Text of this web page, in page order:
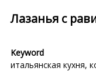
Лазанья с
Keyword
итальянская кухня,